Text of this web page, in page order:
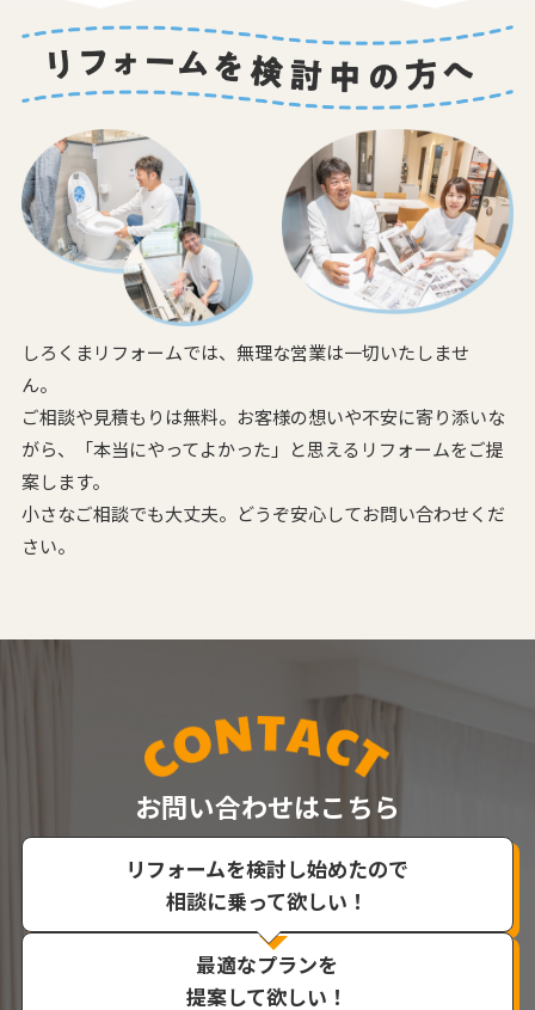
しろくまリフォームでは、無理な営業は一切いたしませ
ん。
ご相談や見積もりは無料。お客様の想いや不安に寄り添いな
がら、
「本当にやってよかった」と思えるリフォームをご提
案します。
小さなご相談でも大丈夫。どうぞ安心してお問い合わせくだ
さい。
お問い合わせはこちら
リフォームを検討し始めたので
相談に乗って欲しい！
最適なプランを
提案して欲しい！